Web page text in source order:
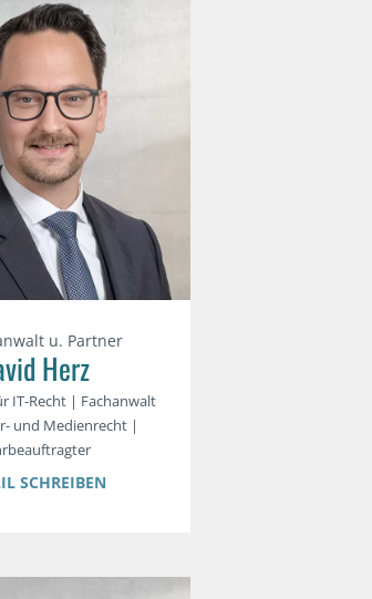
u. Partner
Herz
IT-Recht | Fachanwalt
und Medienrecht |
SCHREIBEN